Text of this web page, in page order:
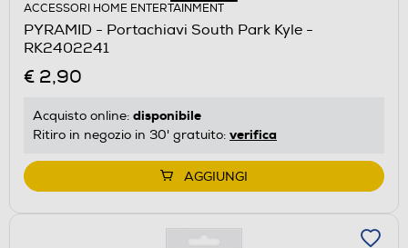
ACCESSORI HOME ENTERTAINMENT
PYRAMID - Portachiavi South Park Kyle -
RK2402241
€ 2,90
Acquisto online: disponibile
Ritiro in negozio in 30' gratuito: verifica
AGGIUNGI